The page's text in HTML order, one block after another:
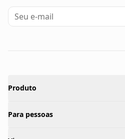
Produto
Para pessoas